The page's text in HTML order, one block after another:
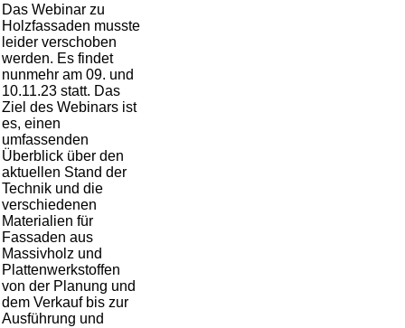
Das Webinar zu
Holzfassaden musste
leider verschoben
werden. Es findet
nunmehr am 09. und
10.11.23 statt. Das
Ziel des Webinars ist
es, einen
umfassenden
Überblick über den
aktuellen Stand der
Technik und die
verschiedenen
Materialien für
Fassaden aus
Massivholz und
Plattenwerkstoffen
von der Planung und
dem Verkauf bis zur
Ausführung und